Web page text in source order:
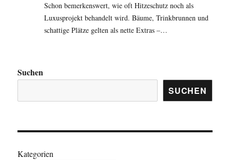
Schon bemerkenswert, wie oft Hitzeschutz noch als
Luxusprojekt behandelt wird. Bäume, Trinkbrunnen und
schattige Plätze gelten als nette Extras –…
Suchen
SUCHEN
Kategorien